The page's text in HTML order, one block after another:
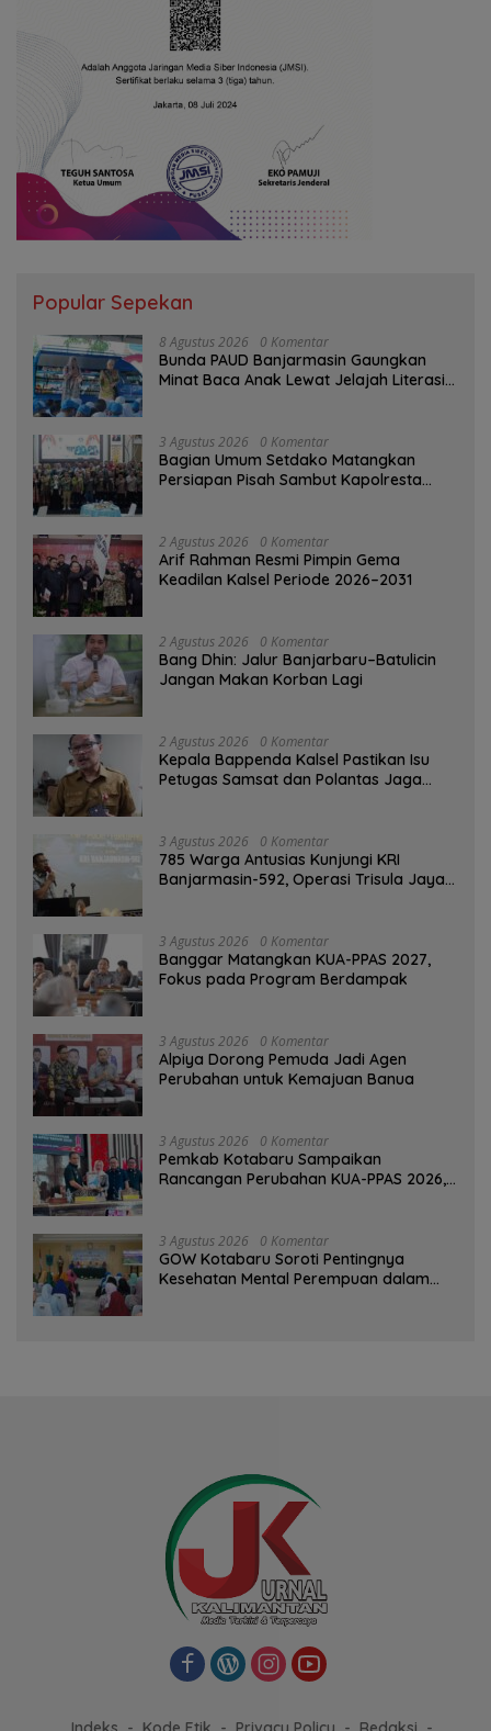
Popular Sepekan
8 Agustus 2026 0 Komentar
Bunda PAUD Banjarmasin Gaungkan
Minat Baca Anak Lewat Jelajah Literasi
3 Agustus 2026 0 Komentar
Bagian Umum Setdako Matangkan
Persiapan Pisah Sambut Kapolresta
2 Agustus 2026 0 Komentar
Arif Rahman Resmi Pimpin Gema
Keadilan Kalsel Periode 2026–2031
2 Agustus 2026 0 Komentar
Bang Dhin: Jalur Banjarbaru–Batulicin
Jangan Makan Korban Lagi
2 Agustus 2026 0 Komentar
Kepala Bappenda Kalsel Pastikan Isu
Petugas Samsat dan Polantas Jaga
3 Agustus 2026 0 Komentar
785 Warga Antusias Kunjungi KRI
Banjarmasin-592, Operasi Trisula Jaya
3 Agustus 2026 0 Komentar
‎Banggar Matangkan KUA-PPAS 2027,
Fokus pada Program Berdampak
3 Agustus 2026 0 Komentar
‎Alpiya Dorong Pemuda Jadi Agen
Perubahan untuk Kemajuan Banua ‎
3 Agustus 2026 0 Komentar
Pemkab Kotabaru Sampaikan
Rancangan Perubahan KUA-PPAS 2026,
3 Agustus 2026 0 Komentar
GOW Kotabaru Soroti Pentingnya
Kesehatan Mental Perempuan dalam